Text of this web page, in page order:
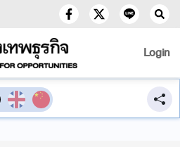
Login